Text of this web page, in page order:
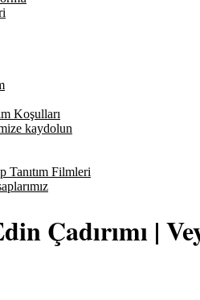
Koşulları
kaydolun
Tanıtım Filmleri
Çadırımı |